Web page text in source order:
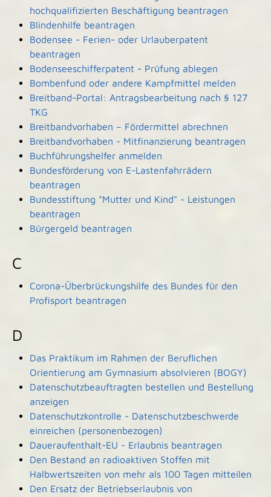
hochqualifizierten Beschäftigung beantragen
Blindenhilfe beantragen
Bodensee - Ferien- oder Urlauberpatent
beantragen
Bodenseeschifferpatent - Prüfung ablegen
Bombenfund oder andere Kampfmittel melden
Breitband-Portal: Antragsbearbeitung nach § 127
TKG
Breitbandvorhaben – Fördermittel abrechnen
Breitbandvorhaben - Mitfinanzierung beantragen
Buchführungshelfer anmelden
Bundesförderung von E-Lastenfahrrädern
beantragen
Bundesstiftung "Mutter und Kind" - Leistungen
beantragen
Bürgergeld beantragen
C
Corona-Überbrückungshilfe des Bundes für den
Profisport beantragen
D
Das Praktikum im Rahmen der Beruflichen
Orientierung am Gymnasium absolvieren (BOGY)
Datenschutzbeauftragten bestellen und Bestellung
anzeigen
Datenschutzkontrolle - Datenschutzbeschwerde
einreichen (personenbezogen)
Daueraufenthalt-EU - Erlaubnis beantragen
Den Bestand an radioaktiven Stoffen mit
Halbwertszeiten von mehr als 100 Tagen mitteilen
Den Ersatz der Betriebserlaubnis von